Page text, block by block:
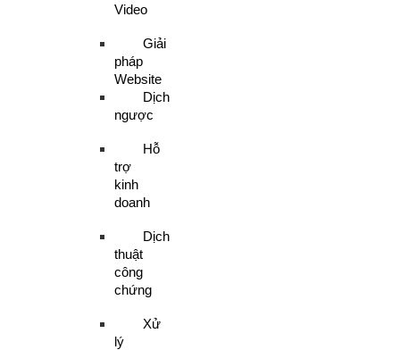
Video
Giải
pháp
Website
Dịch
ngược
Hỗ
trợ
kinh
doanh
Dịch
thuật
công
chứng
Xử
lý